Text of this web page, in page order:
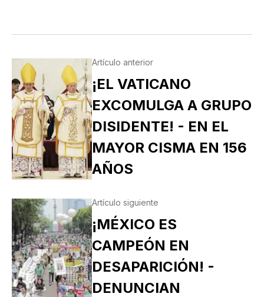
Artículo anterior
¡EL VATICANO
EXCOMULGA A GRUPO
DISIDENTE! - EN EL
MAYOR CISMA EN 156
AÑOS
Artículo siguiente
¡MÉXICO ES
CAMPEÓN EN
DESAPARICIÓN! -
DENUNCIAN